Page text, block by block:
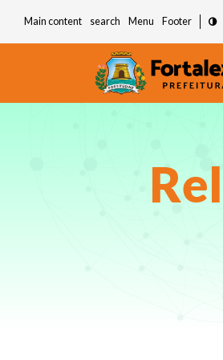
Main content search Menu Footer